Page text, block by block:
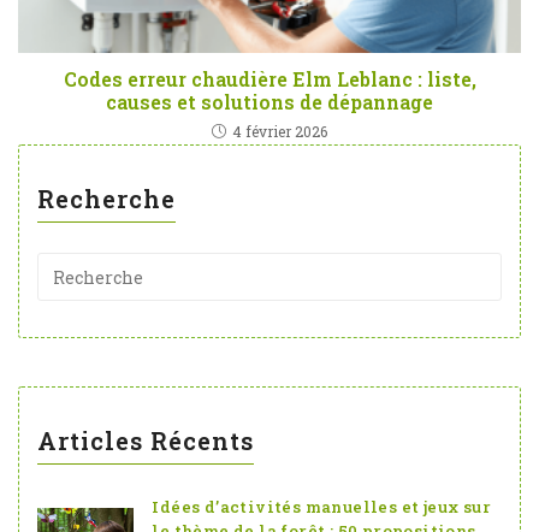
Codes erreur chaudière Elm Leblanc : liste,
causes et solutions de dépannage
4 février 2026
Recherche
Articles Récents
Idées d’activités manuelles et jeux sur